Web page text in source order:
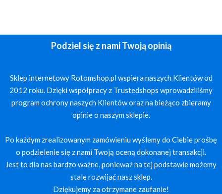
Podziel się z nami Twoją opinią
Sklep internetowy Rotomshop.pl wspiera naszych Klientów od
2012 roku. Dzięki współpracy z Trustedshops wprowadziliśmy
program ochrony naszych Klientów oraz na bieżąco zbieramy
opinie o naszym sklepie.
Po każdym zrealizowanym zamówieniu wyślemy do Ciebie prośbę
o podzielenie się z nami Twoją oceną dokonanej transakcji.
Jest to dla nas bardzo ważne, ponieważ na tej podstawie możemy
stale rozwijać nasz sklep.
Dziękujemy za otrzymane zaufanie!